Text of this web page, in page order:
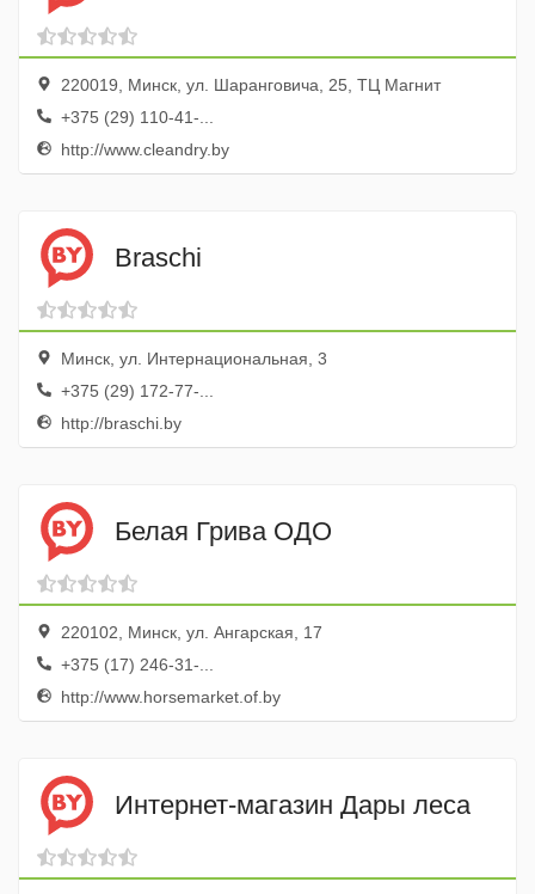
220019, Минск, ул. Шаранговича, 25, ТЦ Магнит
+375 (29) 110-41-...
http://www.cleandry.by
Braschi
Минск, ул. Интернациональная, 3
+375 (29) 172-77-...
http://braschi.by
Белая Грива ОДО
220102, Минск, ул. Ангарская, 17
+375 (17) 246-31-...
http://www.horsemarket.of.by
Интернет-магазин Дары леса